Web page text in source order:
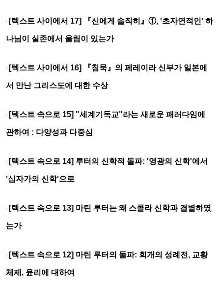
[텍스트 사이에서 17] 『신에게 솔직히』①, '초자연적인' 하
나님이 실존에서 울림이 있는가
[텍스트 사이에서 16] 『침묵』의 페레이라 신부가 일본에
서 만난 그리스도에 대한 수상
[텍스트 속으로 15] "세계기독교"라는 새로운 패러다임에
관하여 : 다양성과 다중심
[텍스트 속으로 14] 루터의 신학적 돌파: '영광의 신학'에서
'십자가의 신학'으로
[텍스트 속으로 13] 마틴 루터는 왜 스콜라 신학과 결별하였
는가
[텍스트 속으로 12] 마틴 루터의 돌파: 회개의 성례전, 교황
체제, 윤리에 대하여